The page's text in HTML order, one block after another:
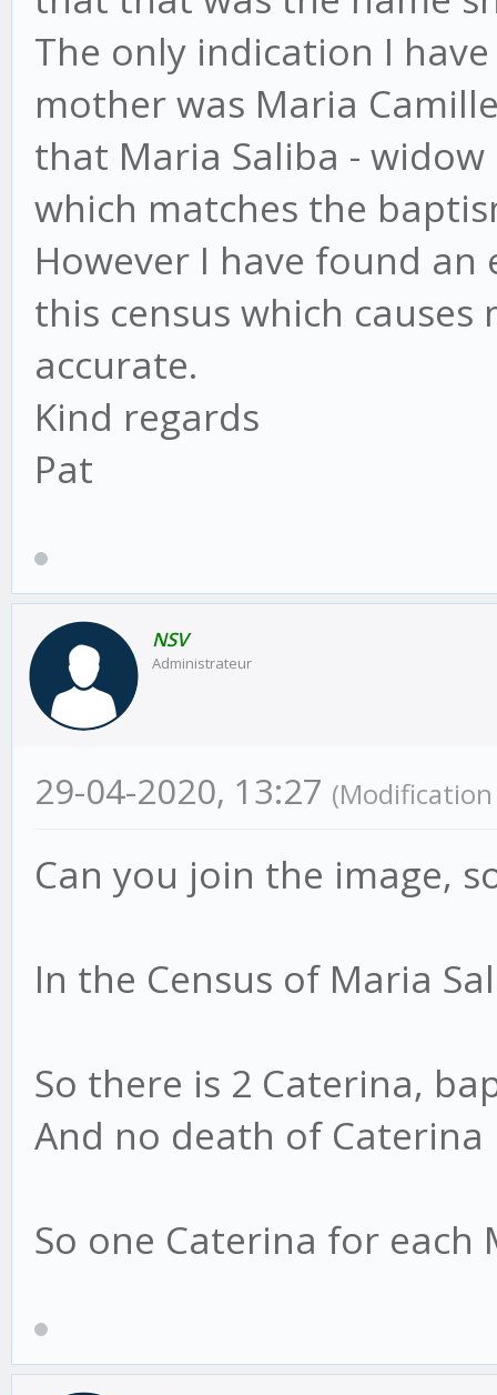
The only indication I
mother was Maria
that Maria Saliba -
which matches the
However I have found
this census which
accurate.
Kind regards
Pat
NSV
Administrateur
29-04-2020, 13:27
Can you join the image,
In the Census of Maria
So there is 2 Caterina,
And no death of Caterina
So one Caterina for each